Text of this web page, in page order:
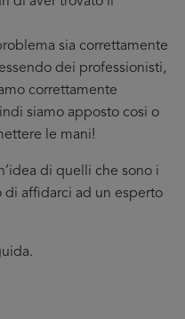
sia correttamente
dei professionisti,
correttamente
siamo apposto cosi o
le mani!
di quelli che sono i
affidarci ad un esperto